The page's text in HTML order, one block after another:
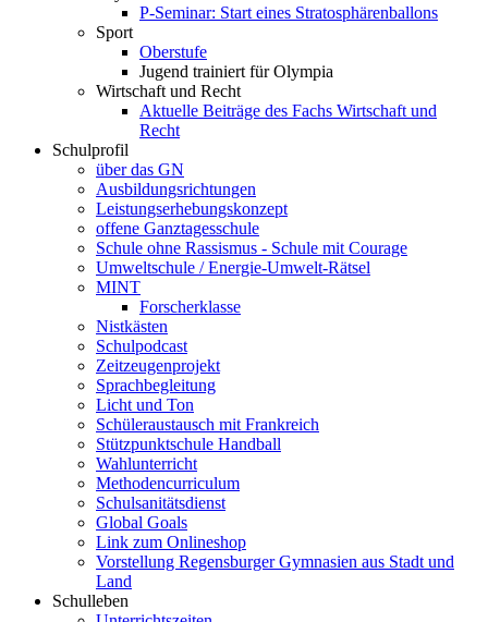
P-Seminar: Start eines Stratosphärenballons
Sport
Oberstufe
Jugend trainiert für Olympia
Wirtschaft und Recht
Aktuelle Beiträge des Fachs Wirtschaft und
Recht
Schulprofil
über das GN
Ausbildungsrichtungen
Leistungserhebungskonzept
offene Ganztagesschule
Schule ohne Rassismus - Schule mit Courage
Umweltschule / Energie-Umwelt-Rätsel
MINT
Forscherklasse
Nistkästen
Schulpodcast
Zeitzeugenprojekt
Sprachbegleitung
Licht und Ton
Schüleraustausch mit Frankreich
Stützpunktschule Handball
Wahlunterricht
Methodencurriculum
Schulsanitätsdienst
Global Goals
Link zum Onlineshop
Vorstellung Regensburger Gymnasien aus Stadt und
Land
Schulleben